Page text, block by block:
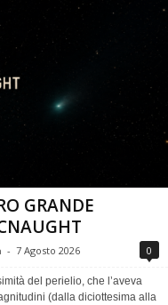
GRANDE
- 7 Agosto 2026 0
del perielio, che l’aveva
(dalla diciottesima alla